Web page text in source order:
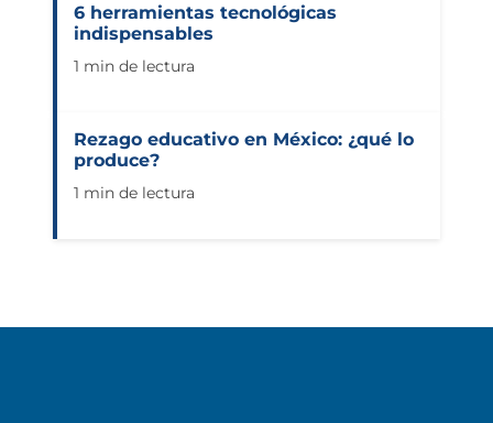
6 herramientas tecnológicas
indispensables
1 min de lectura
Rezago educativo en México: ¿qué lo
produce?
1 min de lectura